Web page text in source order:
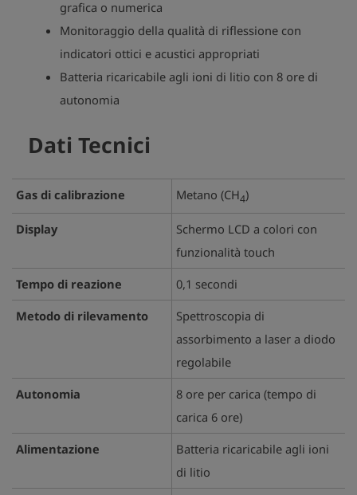
grafica o numerica
Monitoraggio della qualità di riflessione con
indicatori ottici e acustici appropriati
Batteria ricaricabile agli ioni di litio con 8 ore di
autonomia
Dati Tecnici
Gas di calibrazione Metano (CH4)
Display
Schermo LCD a colori con
funzionalità touch
Tempo di reazione
0,1 secondi
Metodo di rilevamento
Spettroscopia di
assorbimento a laser a diodo
regolabile
Autonomia
8 ore per carica (tempo di
carica 6 ore)
Alimentazione
Batteria ricaricabile agli ioni
di litio